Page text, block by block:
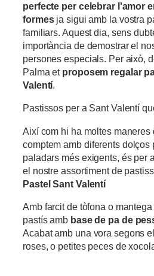
perfecte per celebrar l'amor
formesja sigui amb la vostra
familiars. Aquest dia, sens
importància de demostrar el
persones especials. Per això,
Palma et proposem regalar
Valentí.
Pastissos per a Sant Valentí
Així com hi ha moltes maneres
comptem amb diferents dolços
paladars més exigents, és per
el nostre assortiment de
Pastel Sant Valentí
Amb farcit de tòfona o
pastís amb base de pa de
Acabat amb una vora segons
roses, o petites peces de